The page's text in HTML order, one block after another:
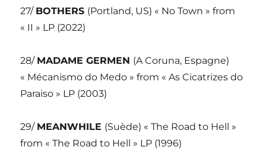
27/ BOTHERS (Portland, US) « No Town » from
« II » LP (2022)
28/ MADAME GERMEN (A Coruna, Espagne)
« Mécanismo do Medo » from « As Cicatrizes do
Paraiso » LP (2003)
29/ MEANWHILE (Suède) « The Road to Hell »
from « The Road to Hell » LP (1996)